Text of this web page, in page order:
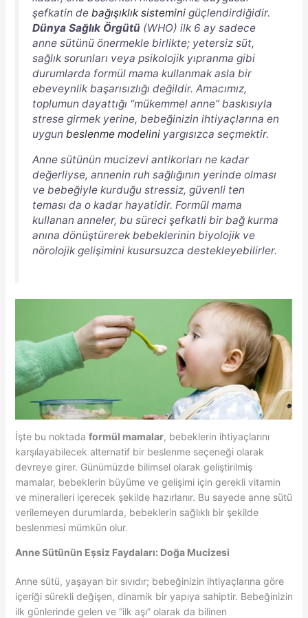
şefkatin de bağışıklık sistemini güçlendirdiğidir.
Dünya Sağlık Örgütü(WHO) ilk 6 ay sadece
anne sütünü önermekle birlikte; yetersiz süt,
sağlık sorunları veya psikolojik yıpranma gibi
durumlarda formül mama kullanmak asla bir
ebeveynlik başarısızlığı değildir. Amacımız,
toplumun dayattığı “mükemmel anne” baskısıyla
strese girmek yerine, bebeğinizin ihtiyaçlarına en
uygun beslenme modeliniyargısızca seçmektir.
Anne sütünün mucizevi antikorları ne kadar
değerliyse, annenin ruh sağlığının yerinde olması
ve bebeğiyle kurduğu stressiz, güvenli ten
teması da o kadar hayatidir. Formül mama
kullanan anneler, bu süreci şefkatli bir bağ kurma
anına dönüştürerek bebeklerinin biyolojik ve
nörolojik gelişimini kusursuzca destekleyebilirler.
İşte bu noktada formül mamalar, bebeklerin ihtiyaçlarını
karşılayabilecek alternatif bir beslenme seçeneği olarak
devreye girer. Günümüzde bilimsel olarak geliştirilmiş
mamalar, bebeklerin büyüme ve gelişimi için gerekli vitamin
ve mineralleri içerecek şekilde hazırlanır. Bu sayede anne sütü
verilemeyen durumlarda, bebeklerin sağlıklı bir şekilde
beslenmesi mümkün olur.
Anne Sütünün Eşsiz Faydaları: Doğa Mucizesi
Anne sütü, yaşayan bir sıvıdır; bebeğinizin ihtiyaçlarına göre
içeriği sürekli değişen, dinamik bir yapıya sahiptir. Bebeğinizin
ilk günlerinde gelen ve “ilk aşı” olarak da bilinen